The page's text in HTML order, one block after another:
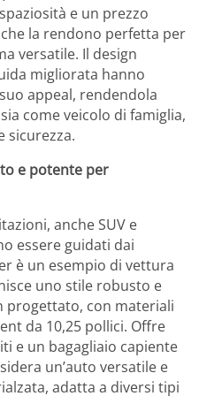
e un prezzo
la rendono perfetta per
versatile. Il design
migliorata hanno
appeal, rendendola
come veicolo di famiglia,
sicurezza.
e potente per
anche SUV e
essere guidati dai
è un esempio di vettura
uno stile robusto e
progettato, con materiali
da 10,25 pollici. Offre
e un bagagliaio capiente
un’auto versatile e
adatta a diversi tipi